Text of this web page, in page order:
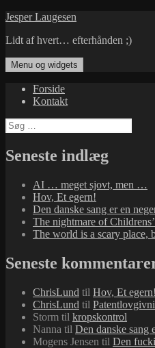
Hop
indhold
Jesper Laugesen
Lidt af hvert… efterhånden ;)
Menu og widgets
Forside
Kontakt
Søg
efter:
Seneste indlæg
AI … meget sjovt, men …
Hov, Et egern!
Den danske sang er en
The nightmare of
The world is a scary place,
Seneste
ChrisLund til Hov, Et egern!
ChrisLund til
Storm til kropskontrol
Nanna til Den danske sang
Mogens Jensen til Den